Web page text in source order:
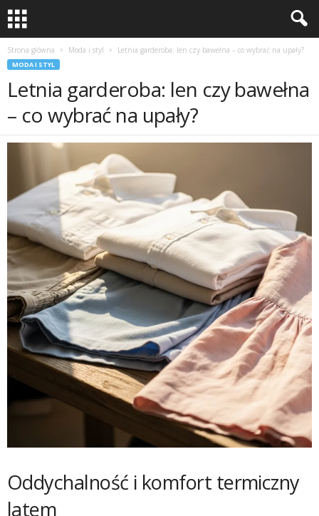
Strona główna Moda i styl Letnia garderoba: len czy bawełna – co wybrać na upały?
MODA I STYL
Letnia garderoba: len czy bawełna
– co wybrać na upały?
Oddychalność i komfort termiczny
latem